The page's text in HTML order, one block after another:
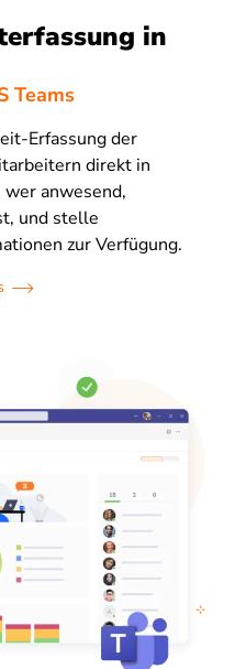
in
Teams
Erfassung der
direkt in
wer anwesend,
und stelle
zur Verfügung.